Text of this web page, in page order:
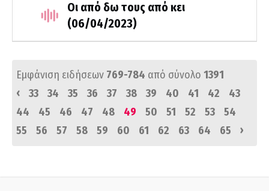
Οι από δω τους από κει
(06/04/2023)
Εμφάνιση ειδήσεων 769-784 από σύνολο 1391
‹
33 34 35 36 37 38 39 40 41 42
43
44
45 46 47 48 49 50 51 52 53
54
55
56 57 58 59 60 61 62 63 64 65 ›